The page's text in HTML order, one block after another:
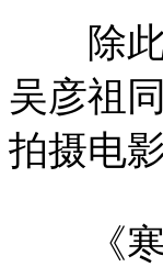
除
吴彦祖
拍摄电
《